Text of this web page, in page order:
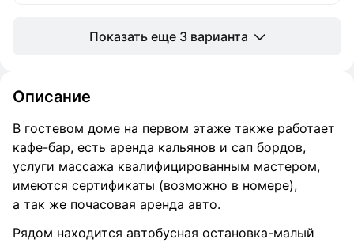
Показать еще 3 варианта
Описание
В гостевом доме на первом этаже также работает
кафе-бар, есть аренда кальянов и сап бордов,
услуги массажа квалифицированным мастером,
имеются сертификаты (возможно в номере),
а так же почасовая аренда авто.
Рядом находится автобусная остановка-малый